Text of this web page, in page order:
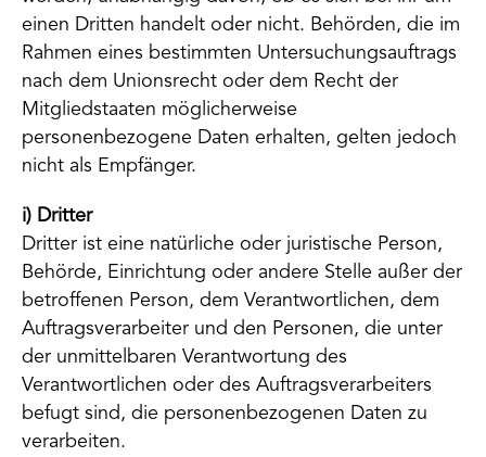
einen Dritten handelt oder nicht. Behörden, die im
Rahmen eines bestimmten Untersuchungsauftrags
nach dem Unionsrecht oder dem Recht der
Mitgliedstaaten möglicherweise
personenbezogene Daten erhalten, gelten jedoch
nicht als Empfänger.
i) Dritter
Dritter ist eine natürliche oder juristische Person,
Behörde, Einrichtung oder andere Stelle außer der
betroffenen Person, dem Verantwortlichen, dem
Auftragsverarbeiter und den Personen, die unter
der unmittelbaren Verantwortung des
Verantwortlichen oder des Auftragsverarbeiters
befugt sind, die personenbezogenen Daten zu
verarbeiten.